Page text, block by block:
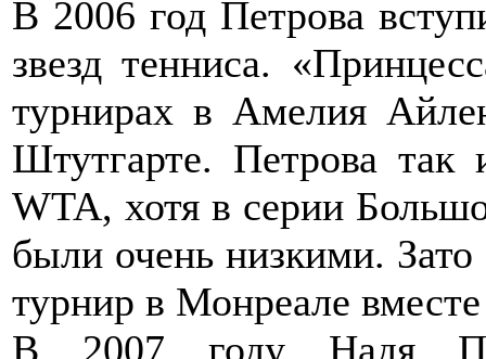
В 2006 год Петрова
звезд тенниса.
турнирах в Амелия
Штутгарте. Петрова так
WTA, хотя в серии
были очень низкими.
турнир в Монреале
В 2007 году Надя